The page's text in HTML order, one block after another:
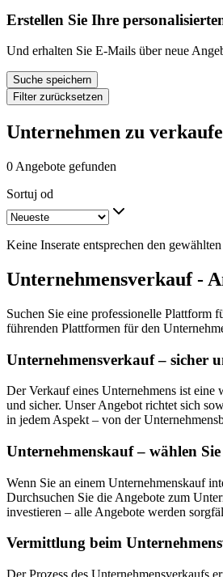
Erstellen Sie Ihre
Und erhalten Sie E-Mails über neue
Suche speichern
Filter zurücksetzen
Unternehmen zu
0 Angebote gefunden
Sortuj od
Keine Inserate entsprechen den
Unternehmensverkauf -
Suchen Sie eine professionelle Plattform
führenden Plattformen für den
Unternehmensverkauf – sicher
Der Verkauf eines Unternehmens ist eine
und sicher. Unser Angebot richtet sich
in jedem Aspekt – von der
Unternehmenskauf – wählen
Wenn Sie an einem Unternehmenskauf
Durchsuchen Sie die Angebote zum
investieren – alle Angebote werden
Vermittlung beim